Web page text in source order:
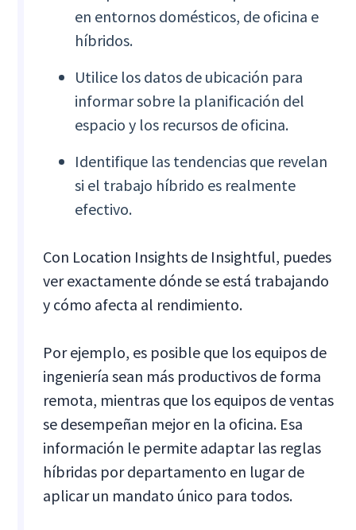
en entornos domésticos, de oficina e
híbridos.
Utilice los datos de ubicación para
informar sobre la planificación del
espacio y los recursos de oficina.
Identifique las tendencias que revelan
si el trabajo híbrido es realmente
efectivo.
Con Location Insights de Insightful, puedes
ver exactamente dónde se está trabajando
y cómo afecta al rendimiento.
Por ejemplo, es posible que los equipos de
ingeniería sean más productivos de forma
remota, mientras que los equipos de ventas
se desempeñan mejor en la oficina. Esa
información le permite adaptar las reglas
híbridas por departamento en lugar de
aplicar un mandato único para todos.